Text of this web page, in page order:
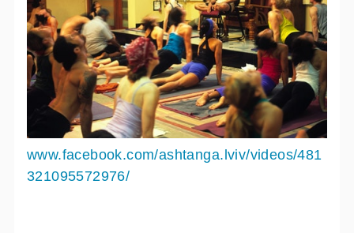
www.facebook.com/ashtanga.lviv/videos/481
321095572976/